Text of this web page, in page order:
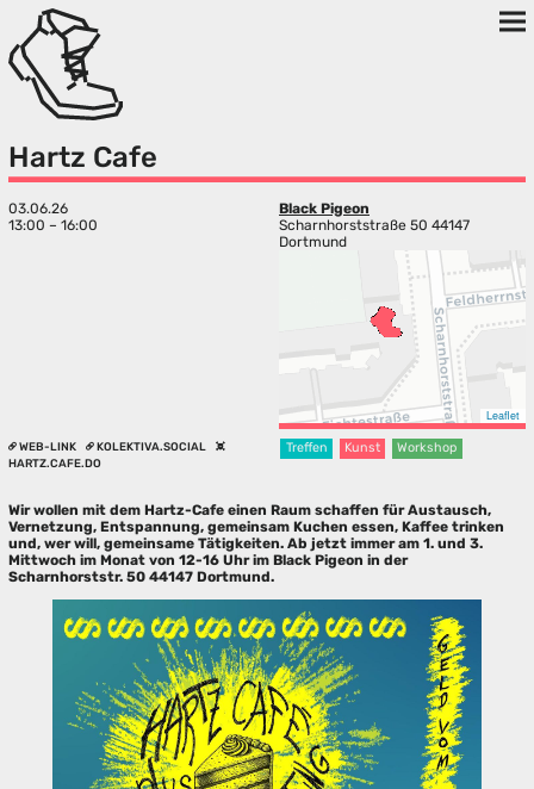
Hartz Cafe
03.06.26
13:00 – 16:00
Black Pigeon
Scharnhorststraße 50 44147
Dortmund
Leaflet
WEB-LINK
KOLEKTIVA.SOCIAL
HARTZ.CAFE.DO
Treffen Kunst Workshop
Wir wollen mit dem Hartz-Cafe einen Raum schaffen für Austausch,
Vernetzung, Entspannung, gemeinsam Kuchen essen, Kaffee trinken
und, wer will, gemeinsame Tätigkeiten. Ab jetzt immer am 1. und 3.
Mittwoch im Monat von 12-16 Uhr im Black Pigeon in der
Scharnhorststr. 50 44147 Dortmund.